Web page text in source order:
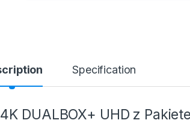
Specification
DUALBOX+ UHD z